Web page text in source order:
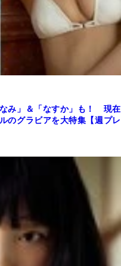
なみ」＆「なすか」も！ 現在
のグラビアを大特集【週プレ